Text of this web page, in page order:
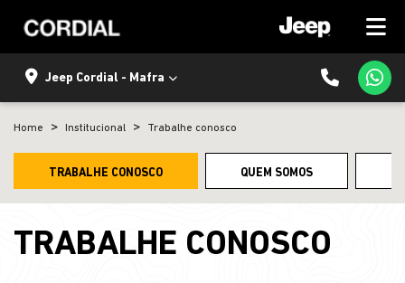
Jeep Cordial - Mafra
Home Institucional Trabalhe conosco
QUEM SOMOS
TRABALHE CONOSCO
TRABALHE CONOSCO